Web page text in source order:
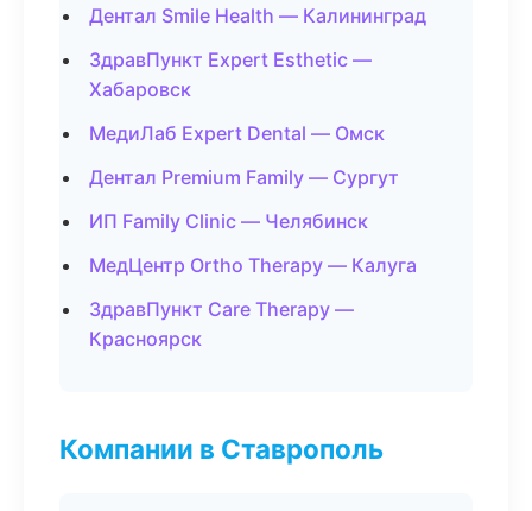
Дентал Smile Health — Калининград
ЗдравПункт Expert Esthetic —
Хабаровск
МедиЛаб Expert Dental — Омск
Дентал Premium Family — Сургут
ИП Family Clinic — Челябинск
МедЦентр Ortho Therapy — Калуга
ЗдравПункт Care Therapy —
Красноярск
Компании в Ставрополь